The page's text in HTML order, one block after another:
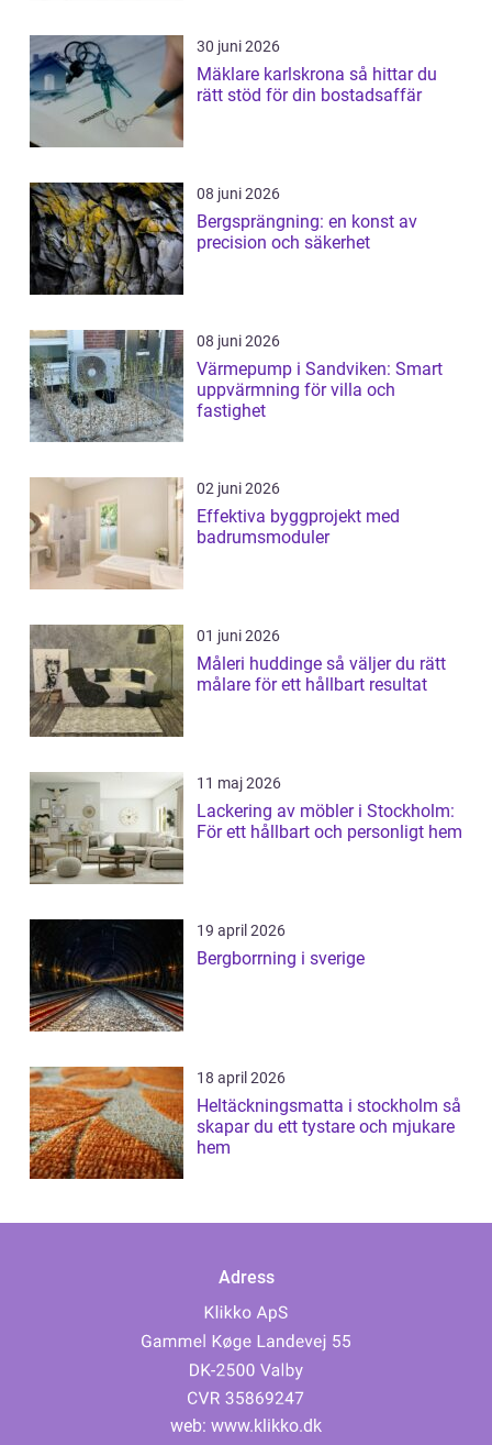
30 juni 2026
Mäklare karlskrona så hittar du
rätt stöd för din bostadsaffär
08 juni 2026
Bergsprängning: en konst av
precision och säkerhet
08 juni 2026
Värmepump i Sandviken: Smart
uppvärmning för villa och
fastighet
02 juni 2026
Effektiva byggprojekt med
badrumsmoduler
01 juni 2026
Måleri huddinge så väljer du rätt
målare för ett hållbart resultat
11 maj 2026
Lackering av möbler i Stockholm:
För ett hållbart och personligt hem
19 april 2026
Bergborrning i sverige
18 april 2026
Heltäckningsmatta i stockholm så
skapar du ett tystare och mjukare
hem
Adress
web: www.klikko.dk